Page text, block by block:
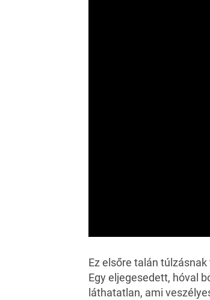
of
secondsVolume
0%
Ez elsőre talán
Egy eljegesedett, hóval
láthatatlan, ami